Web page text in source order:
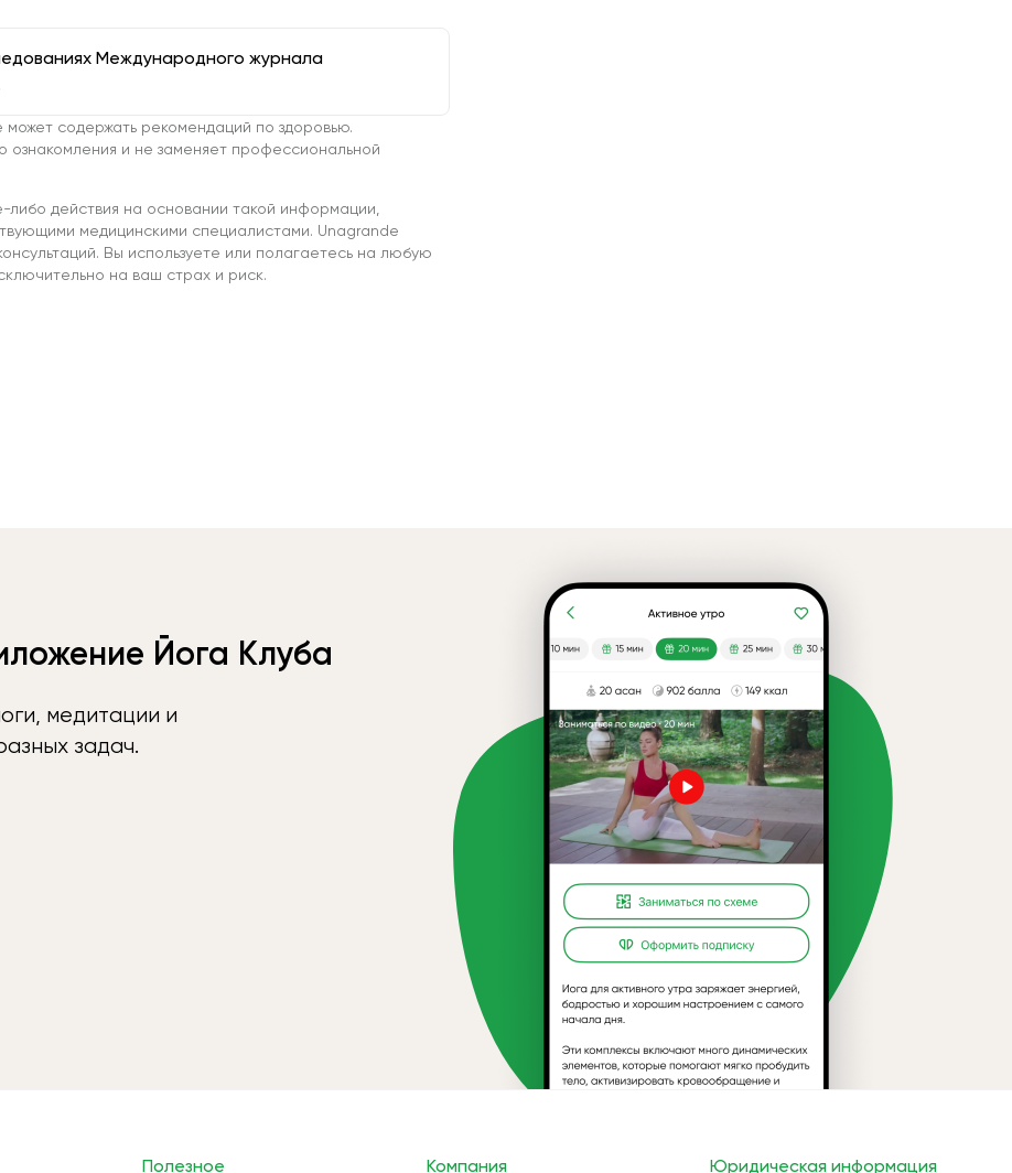
Международного журнала
содержать рекомендаций по здоровью.
и не заменяет профессиональной
действия на основании такой информации,
медицинскими специалистами. Unagrande
Вы используете или полагаетесь на любую
на ваш страх и риск.
Йога Клуба
медитации и
задач.
Полезное Компания Юридическая информация